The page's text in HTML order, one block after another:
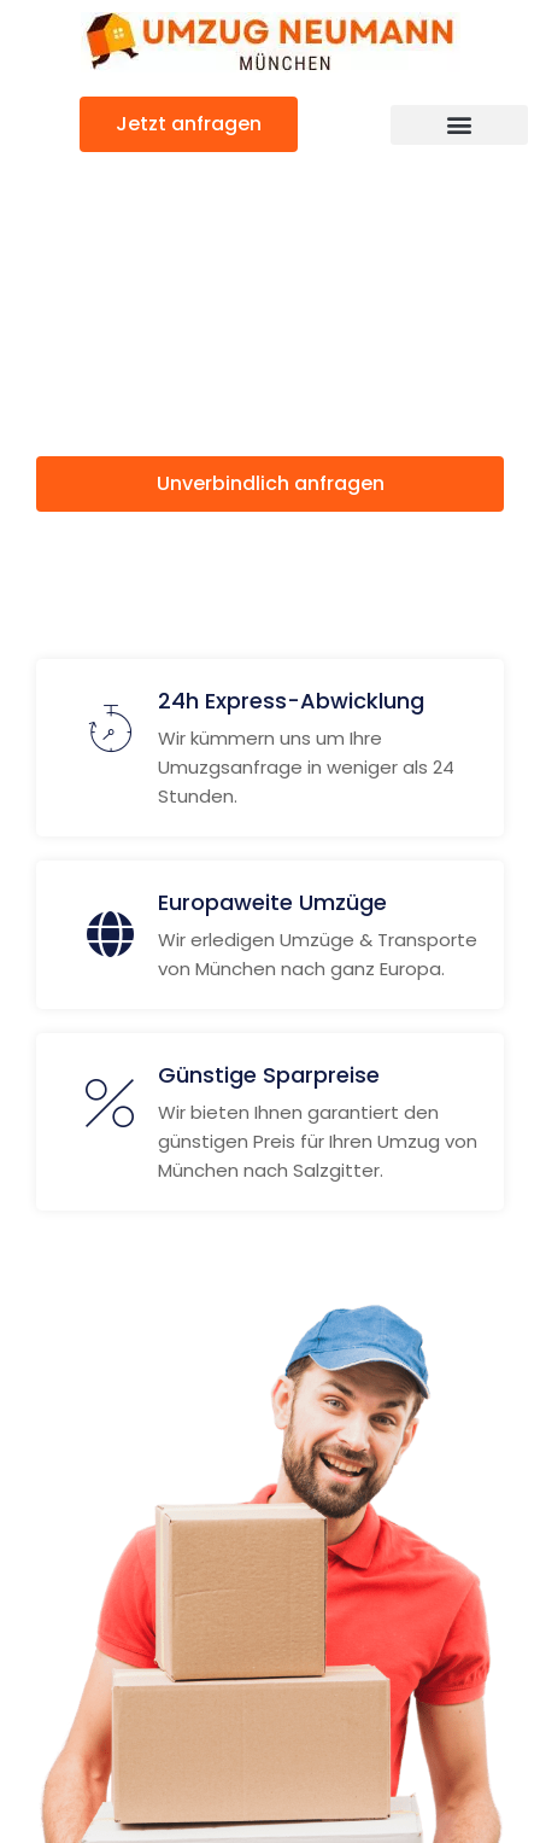
Jetzt anfragen
Unverbindlich anfragen
24h Express-Abwicklung
Wir kümmern uns um Ihre
Umuzgsanfrage in weniger als 24
Stunden.
Europaweite Umzüge
Wir erledigen Umzüge & Transporte
von München nach ganz Europa.
Günstige Sparpreise
Wir bieten Ihnen garantiert den
günstigen Preis für Ihren Umzug von
München nach Salzgitter.